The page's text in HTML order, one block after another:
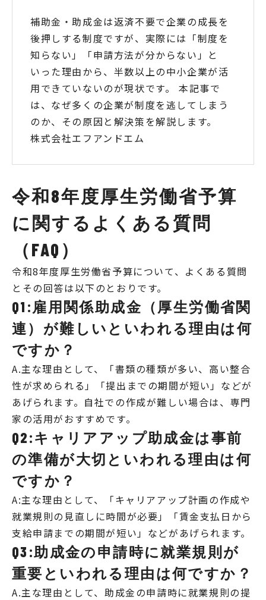
補助金・助成金は返済不要で企業の成長を
後押しする制度ですが、実際には「制度を
知らない」「申請方法が分からない」と
いった理由から、半数以上の中小企業が活
用できていないのが現状です。 本記事で
は、なぜ多くの企業が制度を逃してしまう
のか、その原因と解決策を解説します。
株式会社エフアンドエム
令和8年度厚生労働省予算
に関するよくある質問
（FAQ）
令和8年度厚生労働省予算について、よくある質問
とその回答は以下のとおりです。
Q1:雇用関係助成金（厚生労働省関
連）が難しいといわれる理由は何
ですか？
A.主な理由として、「書類の種類が多い、高い整合
性が求められる」「提出までの期間が短い」などが
あげられます。自社での作成が難しい場合は、専門
家の活用がおすすめです。
Q2:キャリアアップ助成金は事前
の準備が大切といわれる理由は何
ですか？
A:主な理由として、「キャリアアップ計画の作成や
就業規則の見直しに時間が必要」「賃金支払日から
支給申請までの期間が短い」などがあげられます。
Q3:助成金の申請時に就業規則が
重要といわれる理由は何ですか？
A.主な理由として、助成金の申請時に就業規則の提